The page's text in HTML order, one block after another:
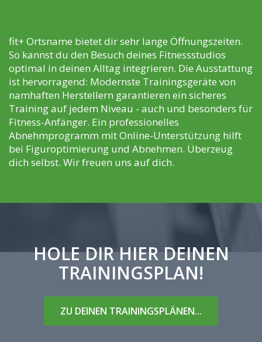
fit+ Ortsname bietet dir sehr lange Öffnungszeiten.
So kannst du den Besuch deines Fitnessstudios
optimal in deinen Alltag integrieren. Die Ausstattung
ist hervorragend: Modernste Trainingsgeräte von
namhaften Herstellern garantieren ein sicheres
Training auf jedem Niveau - auch und besonders für
Fitness-Anfänger. Ein professionelles
Abnehmprogramm mit Online-Unterstützung hilft
bei Figuroptimierung und Abnehmen. Überzeug
dich selbst. Wir freuen uns auf dich.
HOLE DIR HIER DEINEN
TRAININGSPLAN!
ZU DEINEN TRAININGSPLÄNEN...